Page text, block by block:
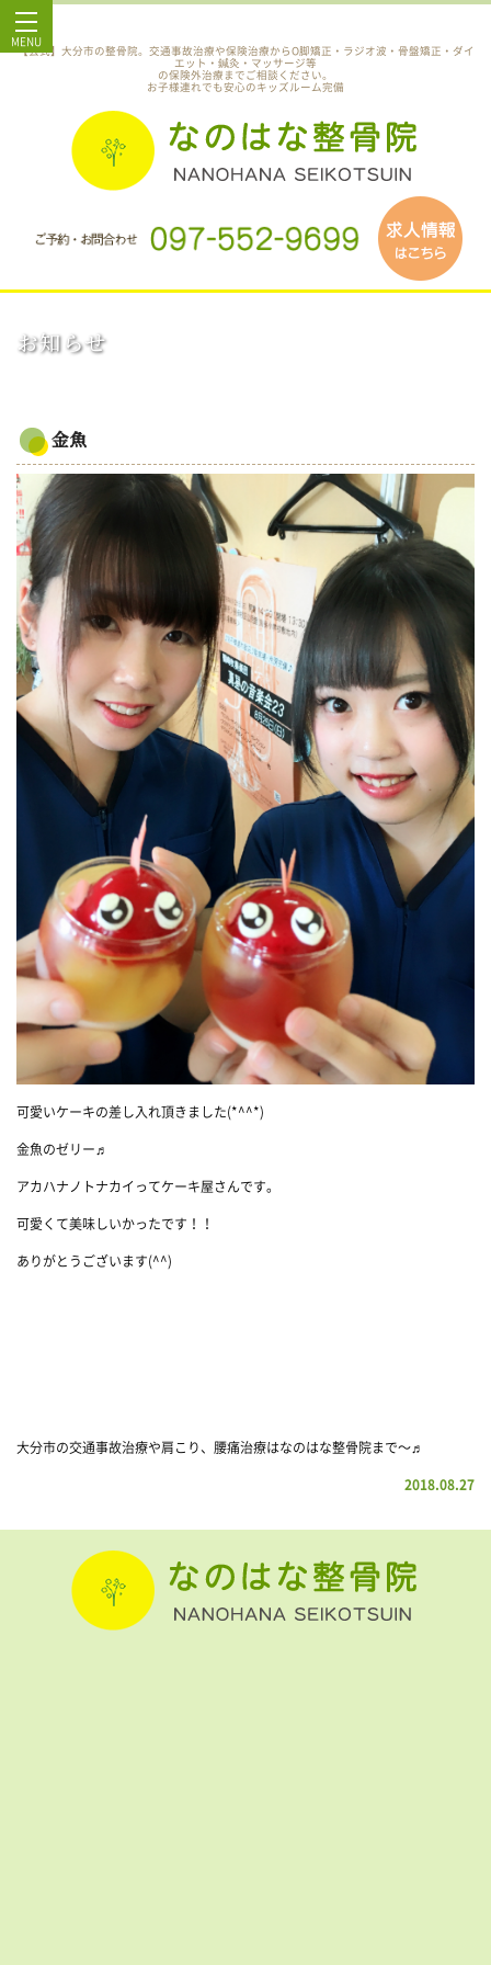
MENU
【公式】大分市の整骨院。交通事故治療や保険治療からO脚矯正・ラジオ波・骨盤矯正・ダイ
エット・鍼灸・マッサージ等
の保険外治療までご相談ください。
お子様連れでも安心のキッズルーム完備
お知らせ
金魚
可愛いケーキの差し入れ頂きました(*^^*)
金魚のゼリー♬
アカハナノトナカイってケーキ屋さんです。
可愛くて美味しいかったです！！
ありがとうございます(^^)
大分市の交通事故治療や肩こり、腰痛治療はなのはな整骨院まで〜♬
2018.08.27